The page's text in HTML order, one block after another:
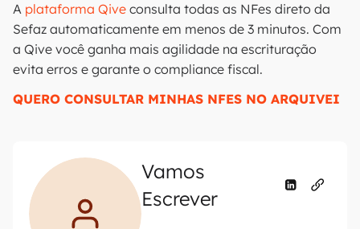
A plataforma Qive consulta todas as NFes direto da
Sefaz automaticamente em menos de 3 minutos. Com
a Qive você ganha mais agilidade na escrituração
evita erros e garante o compliance fiscal.
QUERO CONSULTAR MINHAS NFES NO ARQUIVEI
Vamos
Escrever